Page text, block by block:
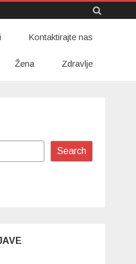
Kontaktirajte nas
Žena Zdravlje
Search